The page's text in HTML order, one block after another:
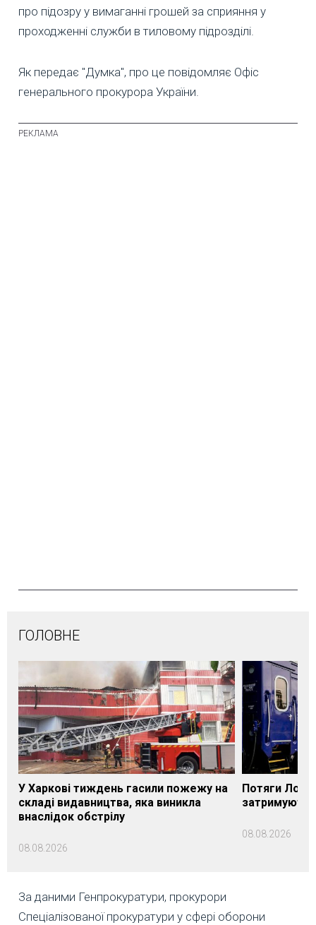
про підозру у вимаганні грошей за сприяння у
проходженні служби в тиловому підрозділі.
Як передає "Думка", про це повідомляє Офіс
генерального прокурора України.
ГОЛОВНЕ
У Харкові тиждень гасили пожежу на
складі видавництва, яка виникла
внаслідок обстрілу
08.08.2026
Потяги
08.08.2026
За даними Генпрокуратури, прокурори
Спеціалізованої прокуратури у сфері оборони